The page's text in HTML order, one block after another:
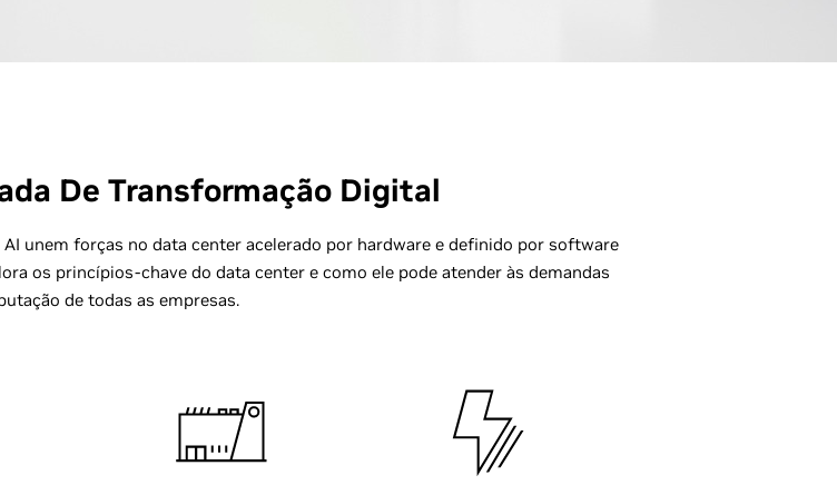
De Transformação Digital
unem forças no data center acelerado por hardware e definido por software
os princípios-chave do data center e como ele pode atender às demandas
de todas as empresas.